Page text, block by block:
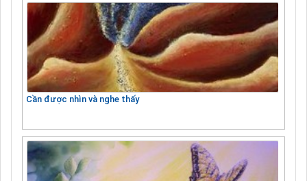
Cần được nhìn và nghe thấy